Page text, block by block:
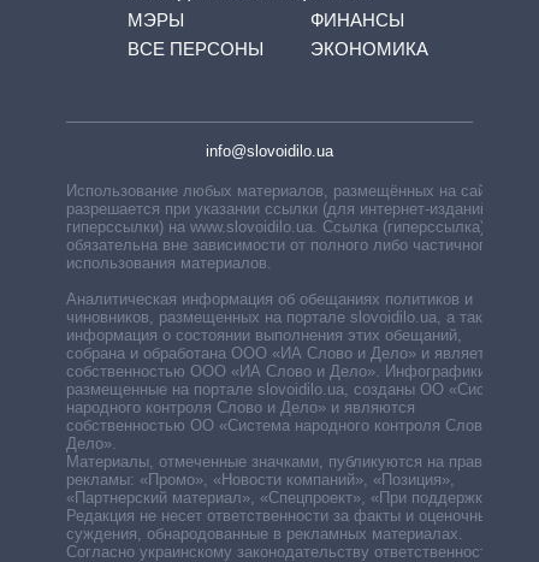
МЭРЫ
ВСЕ ПЕРСОНЫ
ФИНАНСЫ
ЭКОНОМИКА
info@slovoidilo.ua
Использование любых материалов, размещённых на сайте,
разрешается при указании ссылки (для интернет-изданий —
гиперссылки) на www.slovoidilo.ua. Ссылка (гиперссылка)
обязательна вне зависимости от полного либо частичного
использования материалов.
Аналитическая информация об обещаниях политиков и
чиновников, размещенных на портале slovoidilo.ua, а также
информация о состоянии выполнения этих обещаний,
собрана и обработана ООО «ИА Слово и Дело» и является
собственностью ООО «ИА Слово и Дело». Инфографики,
размещенные на портале slovoidilo.ua, созданы ОО «Система
народного контроля Слово и Дело» и являются
собственностью ОО «Система народного контроля Слово и
Дело».
Материалы, отмеченные значками, публикуются на правах
рекламы: «Промо», «Новости компаний», «Позиция»,
«Партнерский материал», «Спецпроект», «При поддержке».
Редакция не несет ответственности за факты и оценочные
суждения, обнародованные в рекламных материалах.
Согласно украинскому законодательству ответственность за